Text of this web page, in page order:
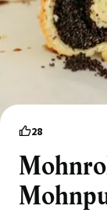
28